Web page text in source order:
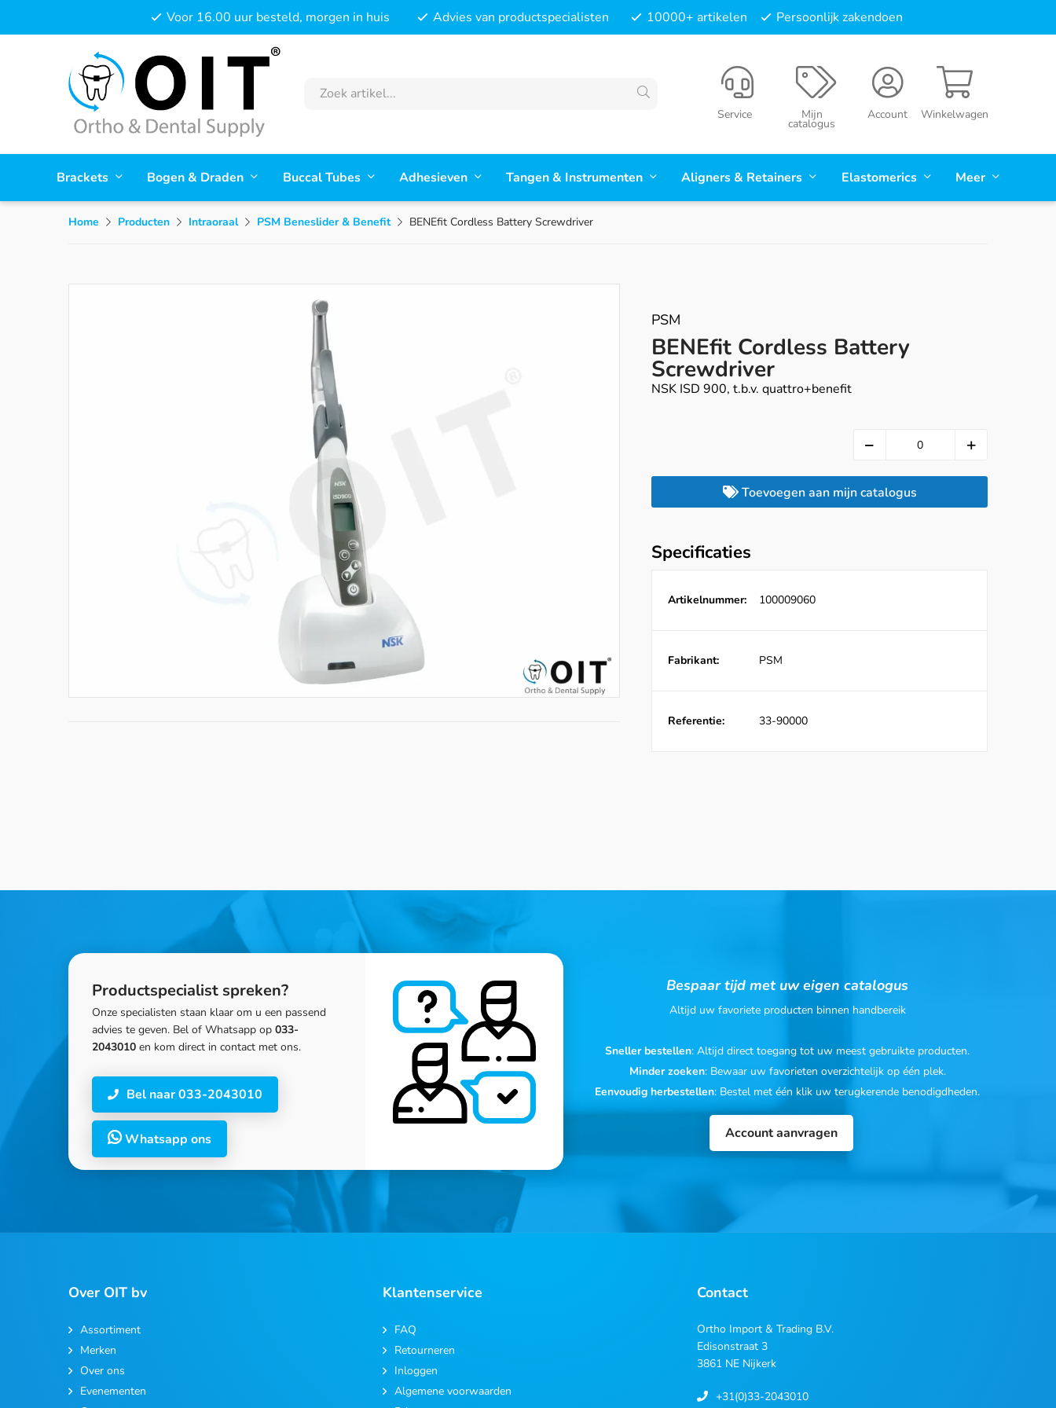
Voor 16.00 uur besteld, morgen in huis Advies van productspecialisten 10000+ artikelen Persoonlijk zakendoen
Winkelwagen
Account
Mijn
catalogus
Service
Brackets Bogen & Draden Buccal Tubes Adhesieven Tangen & Instrumenten Aligners & Retainers Elastomerics Meer
Home Producten Intraoraal PSM Beneslider & Benefit BENEfit Cordless Battery Screwdriver
PSM
BENEfit Cordless Battery
Screwdriver
NSK ISD 900, t.b.v. quattro+benefit
Toevoegen aan mijn catalogus
Specificaties
Artikelnummer: 100009060
Fabrikant: PSM
Referentie: 33-90000
Productspecialist spreken?
Onze specialisten staan klaar om u een passend
advies te geven. Bel of Whatsapp op 033-
2043010 en kom direct in contact met ons.
Bel naar 033-2043010
Whatsapp ons
Bespaar tijd met uw eigen catalogus
Altijd uw favoriete producten binnen handbereik
Sneller bestellen: Altijd direct toegang tot uw meest gebruikte producten.
Minder zoeken: Bewaar uw favorieten overzichtelijk op één plek.
Eenvoudig herbestellen: Bestel met één klik uw terugkerende benodigdheden.
Account aanvragen
Over OIT bv
Assortiment
Merken
Over ons
Evenementen
Klantenservice
FAQ
Retourneren
Inloggen
Algemene voorwaarden
Contact
Ortho Import & Trading B.V.
Edisonstraat 3
3861 NE Nijkerk
+31(0)33-2043010